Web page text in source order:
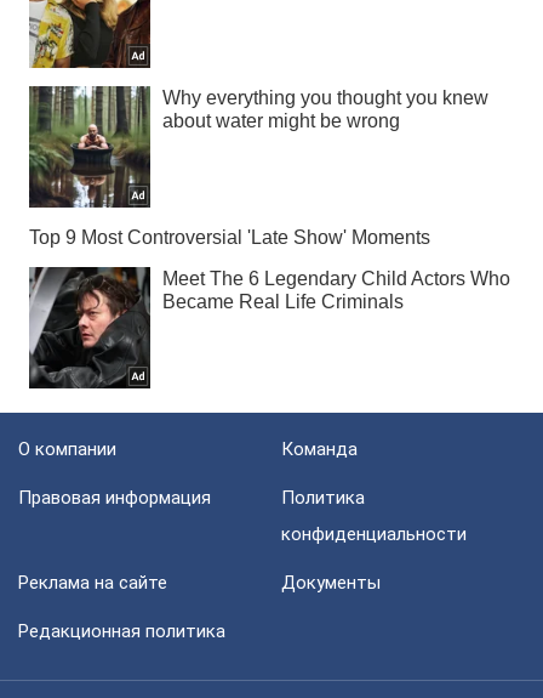
О компании Команда
Правовая информация
Политика
конфиденциальности
Реклама на сайте Документы
Редакционная политика